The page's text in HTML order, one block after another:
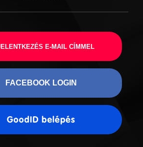
E-MAIL CÍMMEL
FACEBOOK LOGIN